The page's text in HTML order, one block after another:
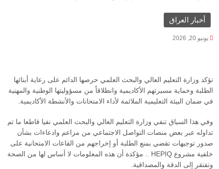
أخبار العراق
يونيو 20, 2026
تؤكد وزارة التعليم العالي والبحث العلمي حرصها الدائم على رعاية أبنائها
الطلبة وحماية مسيرتهم الأكاديمية وانطلاقاً من مسؤوليتها الوطنية والمهنية
في ضمان البيئة التعليمية الملائمة لأداء الامتحانات والأنشطة الأكاديمية.
وفي هذا السياق تنفي وزارة التعليم العالي والبحث العلمي نفيا قاطعا ما تم
تداوله عبر بعض منصات التواصل الاجتماعي من مزاعم وادعاءات بشأن
صدور توجيهات تقضي بمنع الطلبة أو إخراجهم من القاعات الامتحانية على
خلفية مشروع HEPIQ .. مؤكدة أن هذه المعلومات لا أساس لها من الصحة
وتفتقر إلى الدقة والمصداقية.